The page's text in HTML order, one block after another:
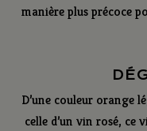
manière plus précoce
D’une couleur orange
celle d’un vin rosé, ce